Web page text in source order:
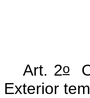
Art. 2oO
Exterior